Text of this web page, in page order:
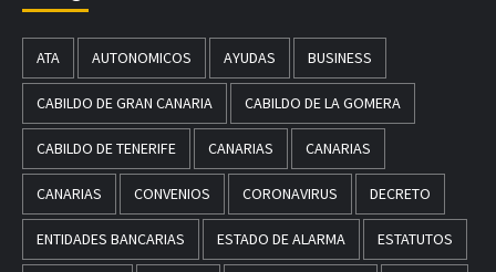
ATA AUTONOMICOS AYUDAS BUSINESS
CABILDO DE GRAN CANARIA CABILDO DE LA GOMERA
CABILDO DE TENERIFE CANARIAS CANARIAS
CANARIAS CONVENIOS CORONAVIRUS DECRETO
ENTIDADES BANCARIAS ESTADO DE ALARMA ESTATUTOS